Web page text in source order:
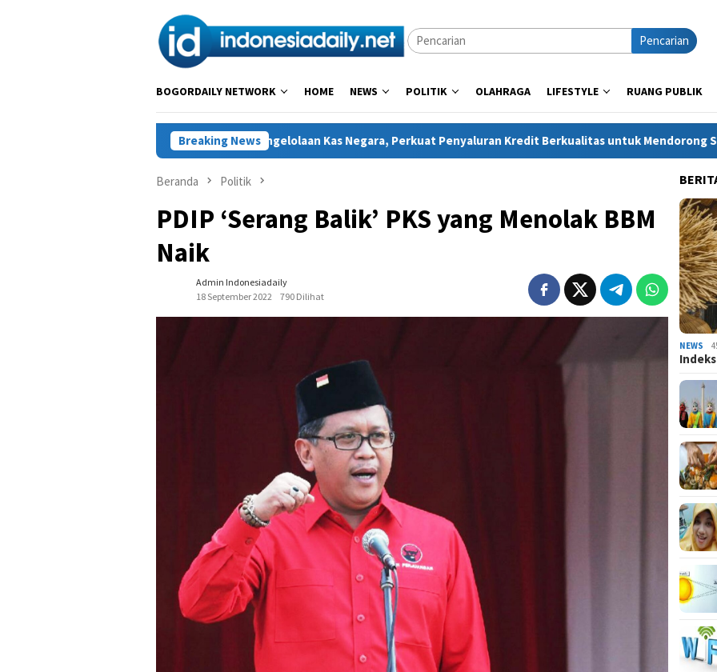
Pencarian
BOGORDAILY NETWORK HOME NEWS POLITIK OLAHRAGA LIFESTYLE RUANG PUBLIK
Breaking News
Instrumen Pengelolaan Kas Negara, Perkuat Penyaluran Kredit Berkualitas untuk Mendorong Sektor Riil
Beranda Politik
PDIP ‘Serang Balik’ PKS yang Menolak BBM
Naik
Admin Indonesiadaily
18 September 2022
790 Dilihat
NEWS